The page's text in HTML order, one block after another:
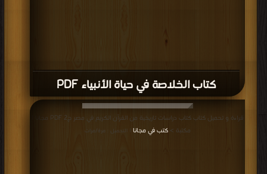
كتاب الخلاصة في حياة الأنبياء PDF
قراءة و تحميل كتاب كتاب دراسات تاريخية من القرآن الكريم في مصر ج2 PDF مجانا |
مكتبة >كتب في مجانا | التحميل : مرة/مرات